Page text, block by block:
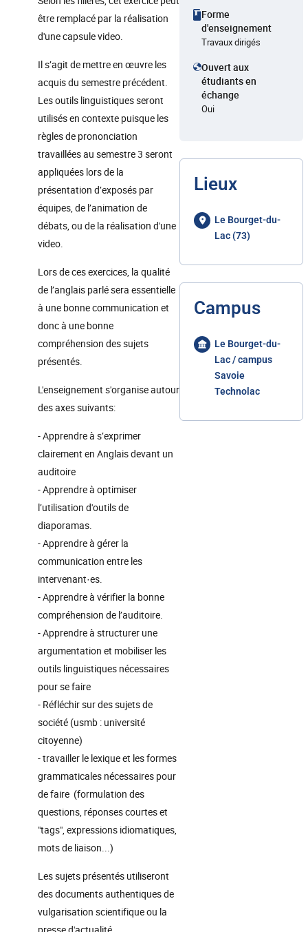
être remplacé par la réalisation
d'une capsule video.
Il s’agit de mettre en œuvre les
acquis du semestre précédent.
Les outils linguistiques seront
utilisés en contexte puisque les
règles de prononciation
travaillées au semestre 3 seront
appliquées lors de la
présentation d’exposés par
équipes, de l’animation de
débats, ou de la réalisation d'une
video.
Lors de ces exercices, la qualité
de l’anglais parlé sera essentielle
à une bonne communication et
donc à une bonne
compréhension des sujets
présentés.
L'enseignement s'organise autour
des axes suivants:
- Apprendre à s’exprimer
clairement en Anglais devant un
auditoire
- Apprendre à optimiser
l’utilisation d'outils de
diaporamas.
- Apprendre à gérer la
communication entre les
intervenant·es.
- Apprendre à vérifier la bonne
compréhension de l’auditoire.
- Apprendre à structurer une
argumentation et mobiliser les
outils linguistiques nécessaires
pour se faire
- Réfléchir sur des sujets de
société (usmb : université
citoyenne)
- travailler le lexique et les formes
grammaticales nécessaires pour
de faire (formulation des
questions, réponses courtes et
"tags", expressions idiomatiques,
mots de liaison...)
Les sujets présentés utiliseront
des documents authentiques de
vulgarisation scientifique ou la
Forme
d'enseignement
Travaux dirigés
Ouvert aux
étudiants en
échange
Oui
Lieux
Le Bourget-du-
Lac (73)
Campus
Le Bourget-du-
Lac / campus
Savoie
Technolac